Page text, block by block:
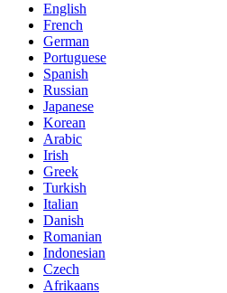
English
French
German
Portuguese
Spanish
Russian
Japanese
Korean
Arabic
Irish
Greek
Turkish
Italian
Danish
Romanian
Indonesian
Czech
Afrikaans